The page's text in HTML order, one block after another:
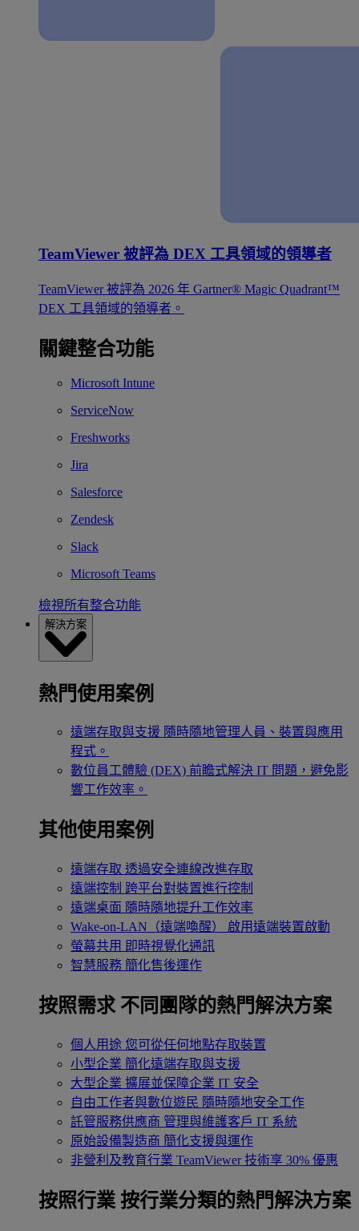
TeamViewer 被評為 DEX 工具領域的領導者
TeamViewer 被評為 2026 年 Gartner® Magic Quadrant™
DEX 工具領域的領導者。
關鍵整合功能
Microsoft Intune
ServiceNow
Freshworks
Jira
Salesforce
Zendesk
Slack
Microsoft Teams
檢視所有整合功能
解決方案
熱門使用案例
遠端存取與支援 隨時隨地管理人員、裝置與應用
程式。
數位員工體驗 (DEX) 前瞻式解決 IT 問題，避免影
響工作效率。
其他使用案例
遠端存取 透過安全連線改進存取
遠端控制 跨平台對裝置進行控制
遠端桌面 隨時隨地提升工作效率
Wake-on-LAN（遠端喚醒）
啟用遠端裝置啟動
螢幕共用 即時視覺化通訊
智慧服務 簡化售後運作
按照需求 不同團隊的熱門解決方案
個人用途 您可從任何地點存取裝置
小型企業 簡化遠端存取與支援
大型企業 擴展並保障企業 IT 安全
自由工作者與數位遊民 隨時隨地安全工作
託管服務供應商 管理與維護客戶 IT 系統
原始設備製造商 簡化支援與運作
非營利及教育行業 TeamViewer 技術享 30% 優惠
按照行業 按行業分類的熱門解決方案